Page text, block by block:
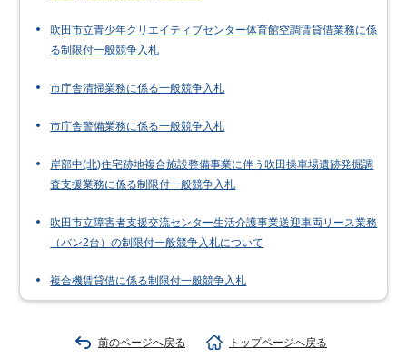
吹田市立青少年クリエイティブセンター体育館空調賃貸借業務に係
る制限付一般競争入札
市庁舎清掃業務に係る一般競争入札
市庁舎警備業務に係る一般競争入札
岸部中(北)住宅跡地複合施設整備事業に伴う吹田操車場遺跡発掘調
査支援業務に係る制限付一般競争入札
吹田市立障害者支援交流センター生活介護事業送迎車両リース業務
（バン2台）の制限付一般競争入札について
複合機賃貸借に係る制限付一般競争入札
前のページへ戻る トップページへ戻る